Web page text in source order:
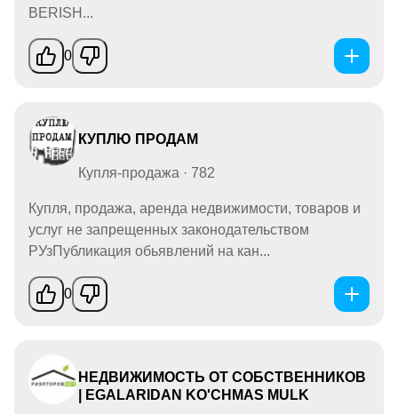
BERISH...
0
КУПЛЮ ПРОДАМ
Купля-продажа · 782
Купля, продажа, аренда недвижимости, товаров и
услуг не запрещенных законодательством
РУзПубликация обьявлений на кан...
0
НЕДВИЖИМОСТЬ ОТ СОБСТВЕННИКОВ
| EGALARIDAN KO'CHMAS MULK